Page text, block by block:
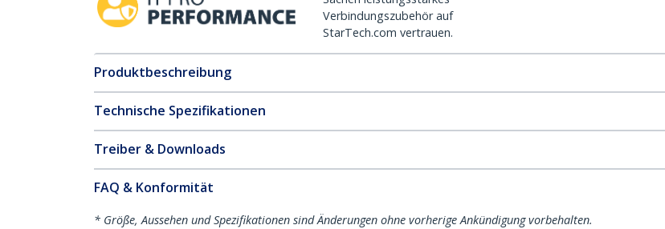
Verbindungszubehör auf
StarTech.com vertrauen.
Produktbeschreibung
Technische Spezifikationen
Treiber & Downloads
FAQ & Konformität
* Größe, Aussehen und Spezifikationen sind Änderungen ohne vorherige Ankündigung vorbehalten.